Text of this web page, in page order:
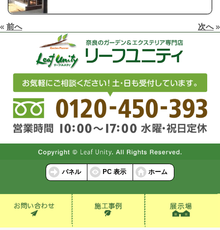
« 前へ 次へ»
パネル PC 表示 ホーム